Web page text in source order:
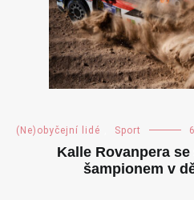
(Ne)obyčejní lidé Sport
Kalle Rovanpera
šampionem v